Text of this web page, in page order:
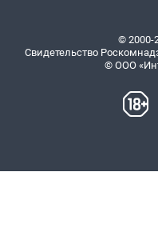
© 2000-
Свидетельство
© ООО